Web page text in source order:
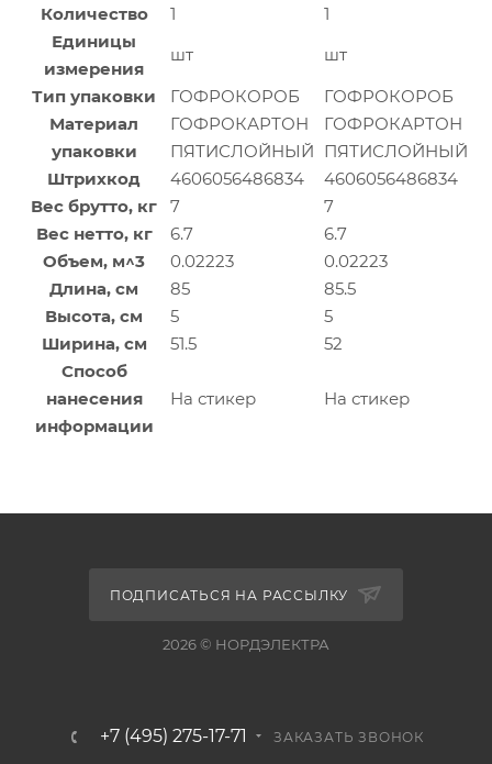
Количество
1
1
Единицы
измерения
шт
шт
Тип упаковки
ГОФРОКОРОБ
ГОФРОКОРОБ
Материал
упаковки
ГОФРОКАРТОН
ПЯТИСЛОЙНЫЙ
ГОФРОКАРТОН
ПЯТИСЛОЙНЫЙ
Штрихкод
4606056486834
4606056486834
Вес брутто, кг
7
7
Вес нетто, кг
6.7
6.7
Объем, м^3
0.02223
0.02223
Длина, см
85
85.5
Высота, см
5
5
Ширина, см
51.5
52
Способ
нанесения
информации
На стикер На стикер
ПОДПИСАТЬСЯ НА РАССЫЛКУ
2026 © НОРДЭЛЕКТРА
+7 (495) 275-17-71 ЗАКАЗАТЬ ЗВОНОК